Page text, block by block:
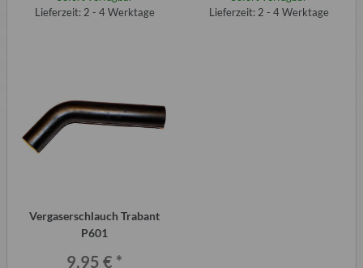
Lieferzeit: 2 - 4 Werktage
Lieferzeit: 2 - 4 Werktage
Vergaserschlauch Trabant
P601
9,95 € *